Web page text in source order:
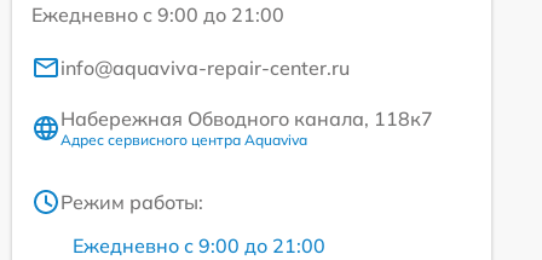
Ежедневно с 9:00 до 21:00
info@aquaviva-repair-center.ru
Набережная Обводного канала, 118к7
Адрес сервисного центра Aquaviva
Режим работы:
Ежедневно с 9:00 до 21:00